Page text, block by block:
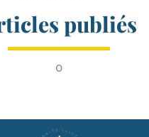
publiés
0